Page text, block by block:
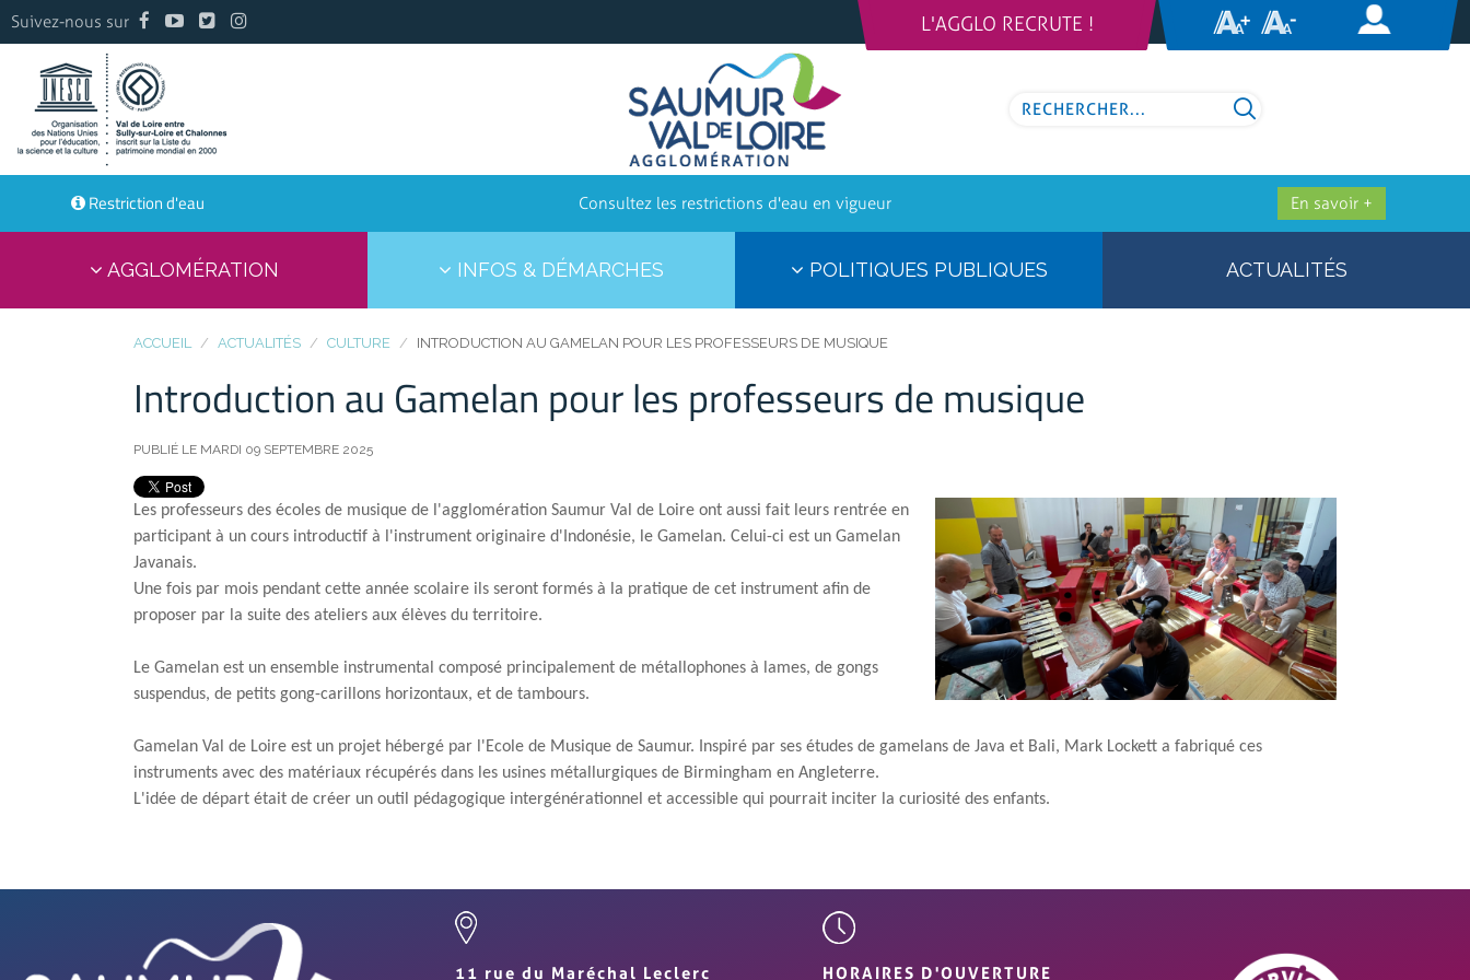
Suivez-nous sur L'AGGLO RECRUTE !
Restriction d'eau Consultez les restrictions d'eau en vigueur En savoir +
AGGLOMÉRATION INFOS & DÉMARCHES POLITIQUES PUBLIQUES ACTUALITÉS
ACCUEIL ACTUALITÉS CULTURE INTRODUCTION AU GAMELAN POUR LES PROFESSEURS DE MUSIQUE
Introduction au Gamelan pour les professeurs de musique
PUBLIÉ LE MARDI 09 SEPTEMBRE 2025
Les professeurs des écoles de musique de l'agglomération Saumur Val de Loire ont aussi fait leurs rentrée en
participant à un cours introductif à l'instrument originaire d'Indonésie, le Gamelan. Celui-ci est un Gamelan
Javanais.
Une fois par mois pendant cette année scolaire ils seront formés à la pratique de cet instrument afin de
proposer par la suite des ateliers aux élèves du territoire.
Le Gamelan est un ensemble instrumental composé principalement de métallophones à lames, de gongs
suspendus, de petits gong-carillons horizontaux, et de tambours.
Gamelan Val de Loire est un projet hébergé par l'Ecole de Musique de Saumur. Inspiré par ses études de gamelans de Java et Bali, Mark Lockett a fabriqué ces
instruments avec des matériaux récupérés dans les usines métallurgiques de Birmingham en Angleterre.
L'idée de départ était de créer un outil pédagogique intergénérationnel et accessible qui pourrait inciter la curiosité des enfants.
11 rue du Maréchal Leclerc HORAIRES D'OUVERTURE